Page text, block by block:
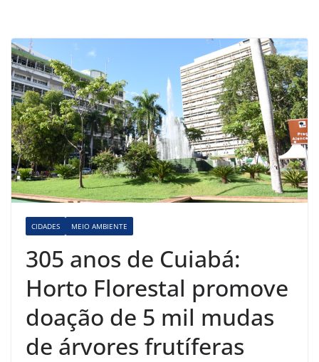
CIDADES MEIO AMBIENTE
305 anos de Cuiabá:
Horto Florestal promove
doação de 5 mil mudas
de árvores frutíferas